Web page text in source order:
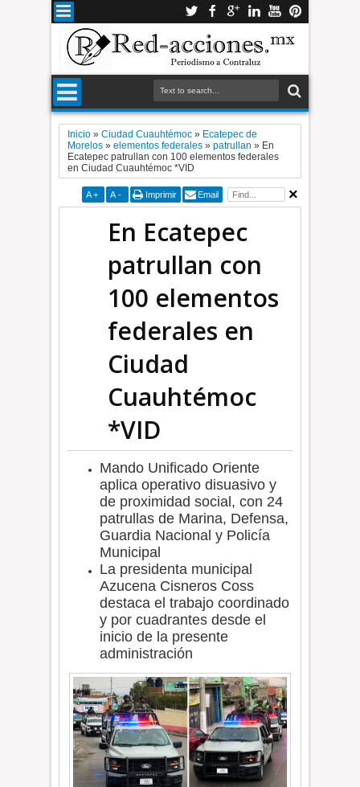
Inicio »Ciudad Cuauhtémoc » Ecatepec de
Morelos »elementos federales »patrullan » En
Ecatepec patrullan con 100 elementos federales
en Ciudad Cuauhtémoc *VID
A + A - Imprimir Email
En Ecatepec
patrullan con
100 elementos
federales en
Ciudad
Cuauhtémoc
*VID
Mando Unificado Oriente
aplica operativo disuasivo y
de proximidad social, con 24
patrullas de Marina, Defensa,
Guardia Nacional y Policía
Municipal
La presidenta municipal
Azucena Cisneros Coss
destaca el trabajo coordinado
y por cuadrantes desde el
inicio de la presente
administración